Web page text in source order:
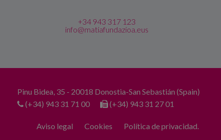
+34 943 317 123
info@matiafundazioa.eus
Pinu Bidea, 35 - 20018 Donostia-San Sebastián (Spain)
(+34) 943 31 71 00
(+34) 943 31 27 01
Aviso legal Cookies Política de privacidad.